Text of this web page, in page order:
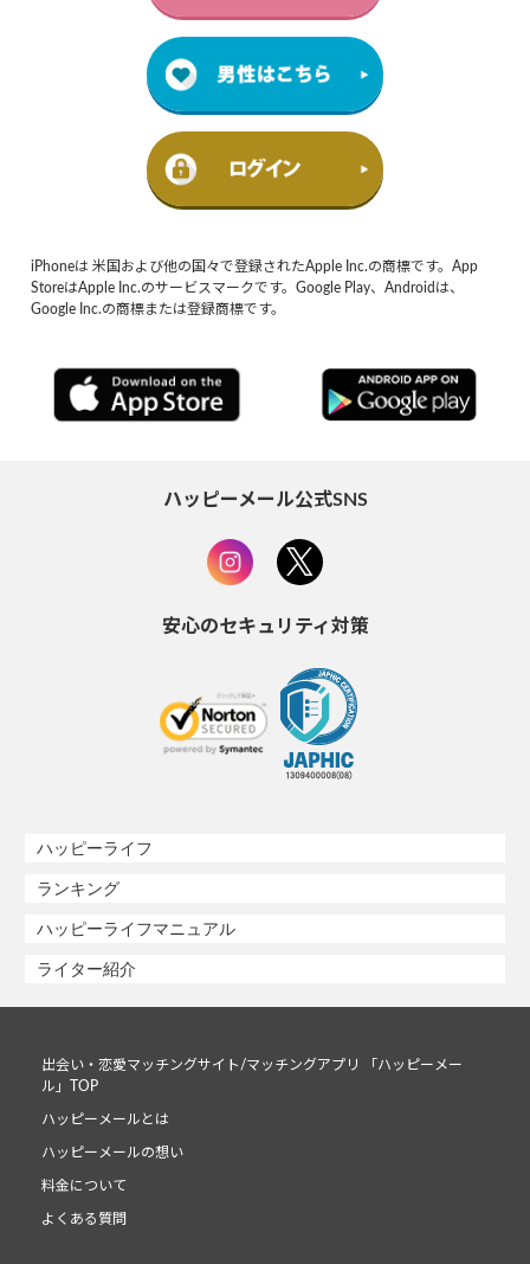
iPhoneは 米国および他の国々で登録されたApple Inc.の商標です。App
StoreはApple Inc.のサービスマークです。Google Play、Androidは、
Google Inc.の商標または登録商標です。
ハッピーメール公式SNS
安心のセキュリティ対策
ハッピーライフ
ランキング
ハッピーライフマニュアル
ライター紹介
出会い・恋愛マッチングサイト/マッチングアプリ 「ハッピーメー
ル」TOP
ハッピーメールとは
ハッピーメールの想い
料金について
よくある質問